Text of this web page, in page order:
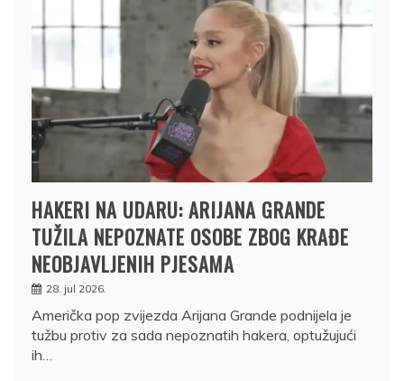
HAKERI NA UDARU: ARIJANA GRANDE
TUŽILA NEPOZNATE OSOBE ZBOG KRAĐE
NEOBJAVLJENIH PJESAMA
28. jul 2026.
Američka pop zvijezda Arijana Grande podnijela je
tužbu protiv za sada nepoznatih hakera, optužujući
ih…